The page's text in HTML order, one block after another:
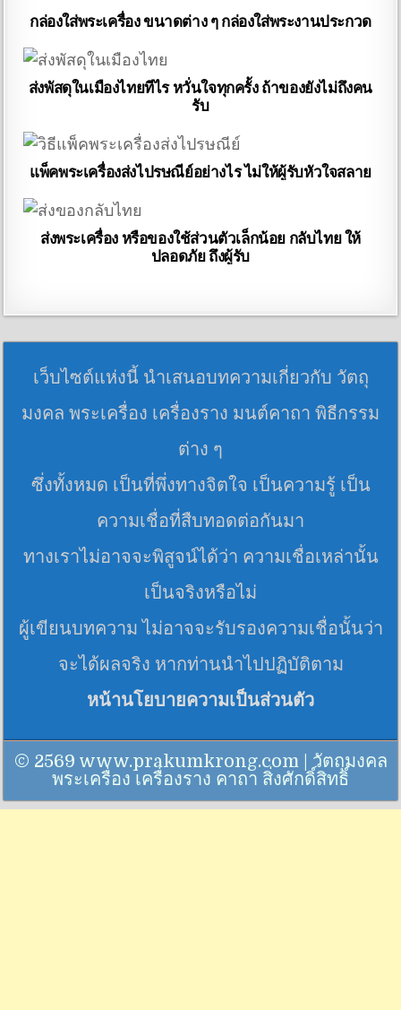
กล่องใส่พระเครื่อง ขนาดต่าง ๆ กล่องใส่พระงานประกวด
ส่งพัสดุในเมืองไทยทีไร หวั่นใจทุกครั้ง ถ้าของยังไม่ถึงคน
รับ
แพ็คพระเครื่องส่งไปรษณีย์อย่างไร ไม่ให้ผู้รับหัวใจสลาย
ส่งพระเครื่อง หรือของใช้ส่วนตัวเล็กน้อย กลับไทย ให้
ปลอดภัย ถึงผู้รับ
เว็บไซต์แห่งนี้ นำเสนอบทความเกี่ยวกับ วัตถุ
มงคล พระเครื่อง เครื่องราง มนต์คาถา พิธีกรรม
ต่าง ๆ
ซึ่งทั้งหมด เป็นที่พึ่งทางจิตใจ เป็นความรู้ เป็น
ความเชื่อที่สืบทอดต่อกันมา
ทางเราไม่อาจจะพิสูจน์ได้ว่า ความเชื่อเหล่านั้น
เป็นจริงหรือไม่
ผู้เขียนบทความ ไม่อาจจะรับรองความเชื่อนั้นว่า
จะได้ผลจริง หากท่านนำไปปฏิบัติตาม
หน้านโยบายความเป็นส่วนตัว
© 2569 www.prakumkrong.com | วัตถุมงคล
พระเครื่อง เครื่องราง คาถา สิ่งศักดิ์สิทธิ์